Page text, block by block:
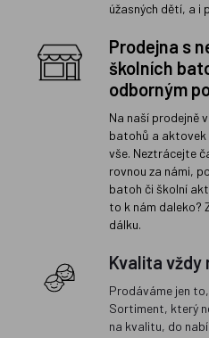
úžasných dětí, a i
Prodejna s
školních
odborným
Na naší prodejně
batohů a aktovek
vše. Neztrácejte
rovnou za námi,
batoh či školní
to k nám daleko?
dálku.
Kvalita vždy
Prodáváme jen
Sortiment, který
na kvalitu, do